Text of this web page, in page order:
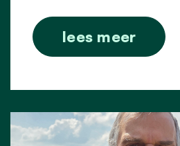
lees meer